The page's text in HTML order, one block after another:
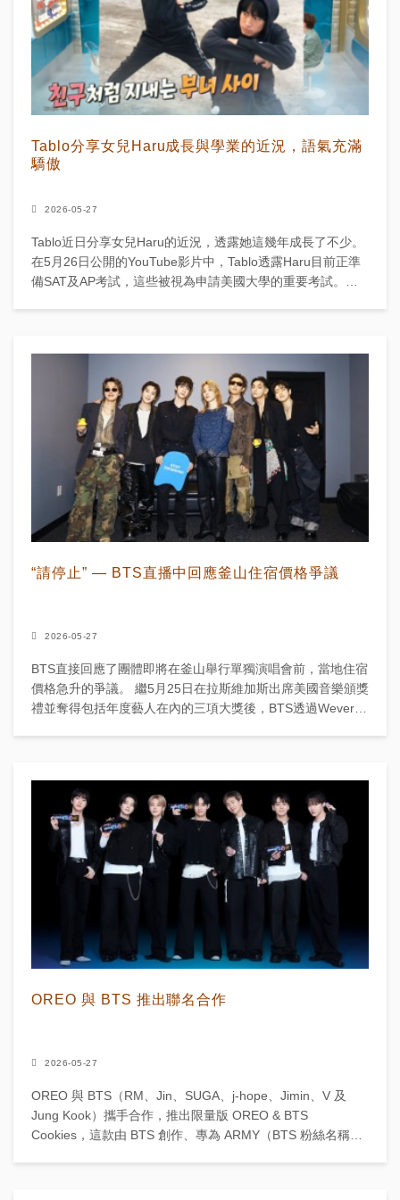
Tablo分享女兒Haru成長與學業的近況，語氣充滿
驕傲
2026-05-27
Tablo近日分享女兒Haru的近況，透露她這幾年成長了不少。
在5月26日公開的YouTube影片中，Tablo透露Haru目前正準
備SAT及AP考試，這些被視為申請美國大學的重要考試。
“請停止” — BTS直播中回應釜山住宿價格爭議
2026-05-27
BTS直接回應了團體即將在釜山舉行單獨演唱會前，當地住宿
價格急升的爭議。 繼5月25日在拉斯維加斯出席美國音樂頒獎
禮並奪得包括年度藝人在內的三項大獎後，BTS透過Weverse
OREO 與 BTS 推出聯名合作
2026-05-27
OREO 與 BTS（RM、Jin、SUGA、j-hope、Jimin、V 及
Jung Kook）攜手合作，推出限量版 OREO & BTS
Cookies，這款由 BTS 創作、專為 ARMY（BTS 粉絲名稱）